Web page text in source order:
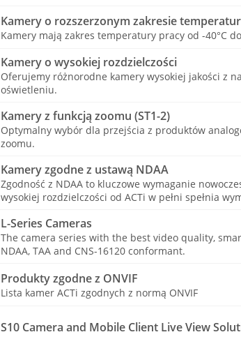
Kamery o rozszerzonym zakresie temperatur
Kamery mają zakres temperatury pracy od -40°C
Kamery o wysokiej rozdzielczości
Oferujemy różnorodne kamery wysokiej jakości z
oświetleniu.
Kamery z funkcją zoomu (ST1-2)
Optymalny wybór dla przejścia z produktów
zoomu.
Kamery zgodne z ustawą NDAA
Zgodność z NDAA to kluczowe wymaganie
wysokiej rozdzielczości od ACTi w pełni spełnia
L-Series Cameras
The camera series with the best video quality,
NDAA, TAA and CNS-16120 conformant.
Produkty zgodne z ONVIF
Lista kamer ACTi zgodnych z normą ONVIF
S10 Camera and Mobile Client Live View